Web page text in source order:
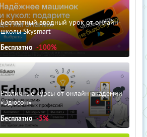
Бесплатный вводный урок от онлайн-
школы Skysmart
Бесплатно -100%
Различные курсы от онлайн-академии
«Эдюсон»
Бесплатно -5%